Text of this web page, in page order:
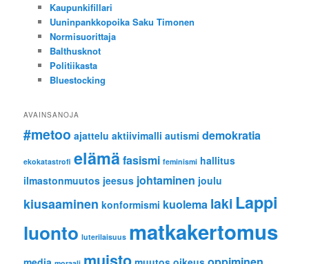
Kaupunkifillari
Uuninpankkopoika Saku Timonen
Normisuorittaja
Balthusknot
Politiikasta
Bluestocking
AVAINSANOJA
#metoo ajattelu aktiivimalli autismi demokratia
ekokatastrofi elämä fasismi feminismi hallitus
ilmastonmuutos jeesus johtaminen joulu
kiusaaminen konformismi kuolema laki Lappi
luonto luterilaisuus matkakertomus